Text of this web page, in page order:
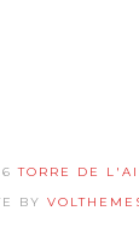
TORRE DE
BY